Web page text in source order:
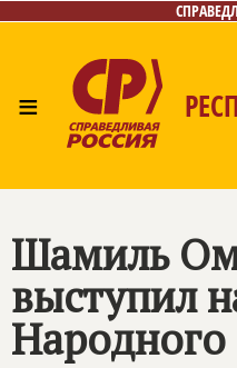
≡
Шамиль
выступил